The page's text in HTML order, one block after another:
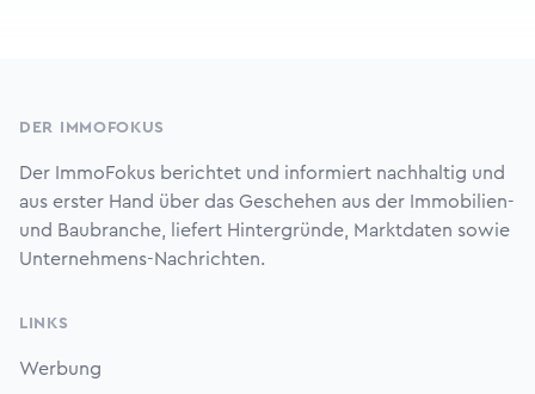
DER IMMOFOKUS
Der ImmoFokus berichtet und informiert nachhaltig und
aus erster Hand über das Geschehen aus der Immobilien-
und Baubranche, liefert Hintergründe, Marktdaten sowie
Unternehmens-Nachrichten.
LINKS
Werbung